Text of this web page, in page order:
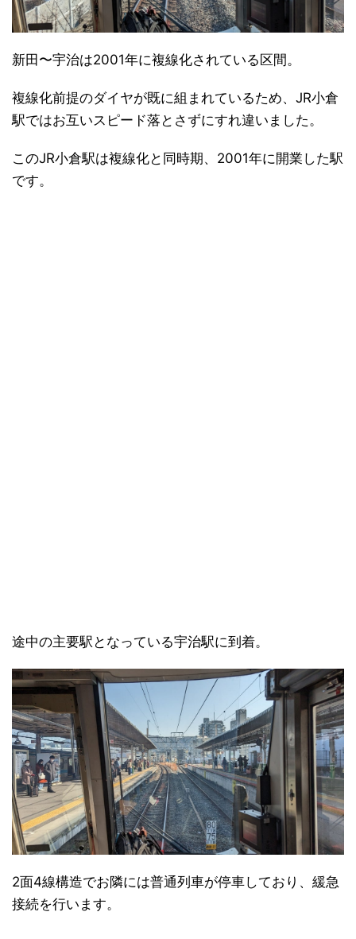
新田〜宇治は2001年に複線化されている区間。
複線化前提のダイヤが既に組まれているため、JR小倉
駅ではお互いスピード落とさずにすれ違いました。
このJR小倉駅は複線化と同時期、2001年に開業した駅
です。
途中の主要駅となっている宇治駅に到着。
2面4線構造でお隣には普通列車が停車しており、緩急
接続を行います。